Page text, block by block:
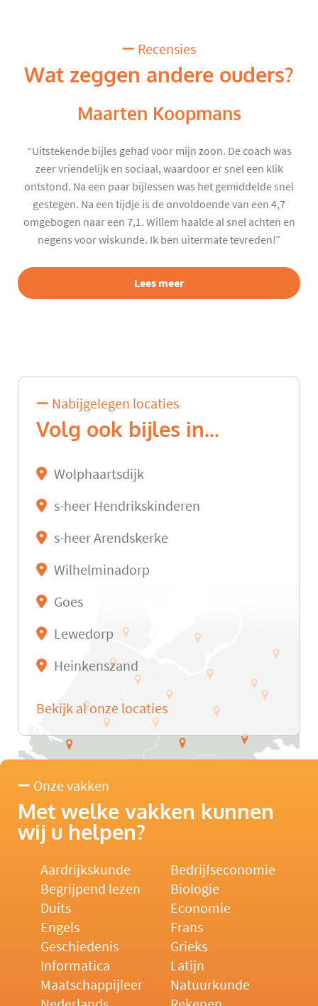
Recensies
Wat zeggen andere ouders?
Maarten Koopmans
“Uitstekende bijles gehad voor mijn zoon. De coach was
zeer vriendelijk en sociaal, waardoor er snel een klik
ontstond. Na een paar bijlessen was het gemiddelde snel
gestegen. Na een tijdje is de onvoldoende van een 4,7
omgebogen naar een 7,1. Willem haalde al snel achten en
negens voor wiskunde. Ik ben uitermate tevreden!”
Lees meer
Nabijgelegen locaties
Volg ook bijles in...
Wolphaartsdijk
s-heer Hendrikskinderen
s-heer Arendskerke
Wilhelminadorp
Goes
Lewedorp
Heinkenszand
Bekijk al onze locaties
Onze vakken
Met welke vakken kunnen
wij u helpen?
Aardrijkskunde
Bedrijfseconomie
Begrijpend lezen
Biologie
Duits
Economie
Engels
Frans
Geschiedenis
Grieks
Informatica
Latijn
Maatschappijleer
Natuurkunde